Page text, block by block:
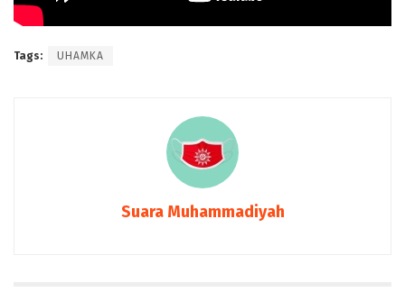
Tags: UHAMKA
Suara Muhammadiyah